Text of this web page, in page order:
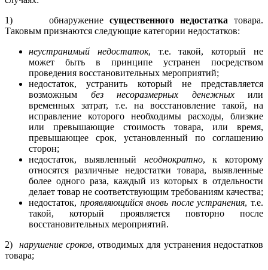
1) обнаружение существенного недостатка товара.
Таковым признаются следующие категории недостатков:
неустранимый недостаток, т.е. такой, который не
может быть в принципе устранен посредством
проведения восстановительных мероприятий;
недостаток, устранить который не представляется
возможным без несоразмерных денежныхили
временных затрат, т.е. на восстановление такой, на
исправление которого необходимы расходы, близкие
или превышающие стоимость товара, или время,
превышающее срок, установленный по соглашению
сторон;
недостаток, выявленный неоднократно, к которому
относятся различные недостатки товара, выявленные
более одного раза, каждый из которых в отдельности
делает товар не соответствующим требованиям качества;
недостаток, проявляющийся вновь после устранения, т.е.
такой, который проявляется повторно после
восстановительных мероприятий.
2) нарушение сроков, отводимых для устранения недостатков
товара;